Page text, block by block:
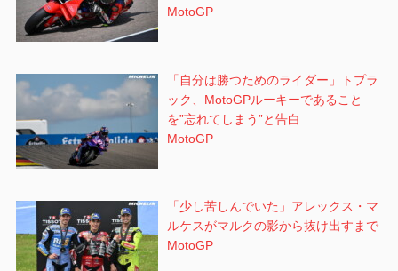
MotoGP
「自分は勝つためのライダー」トプラ
ック、MotoGPルーキーであること
を”忘れてしまう”と告白
MotoGP
「少し苦しんでいた」アレックス・マ
ルケスがマルクの影から抜け出すまで
MotoGP